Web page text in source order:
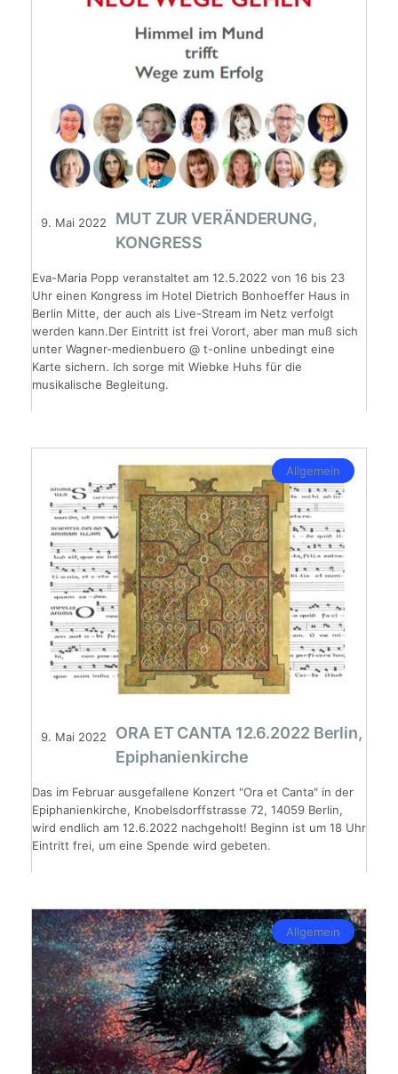
9. Mai 2022
MUT ZUR VERÄNDERUNG,
KONGRESS
Eva-Maria Popp veranstaltet am 12.5.2022 von 16 bis 23
Uhr einen Kongress im Hotel Dietrich Bonhoeffer Haus in
Berlin Mitte, der auch als Live-Stream im Netz verfolgt
werden kann.Der Eintritt ist frei Vorort, aber man muß sich
unter Wagner-medienbuero @ t-online unbedingt eine
Karte sichern. Ich sorge mit Wiebke Huhs für die
musikalische Begleitung.
Allgemein
9. Mai 2022
ORA ET CANTA 12.6.2022 Berlin,
Epiphanienkirche
Das im Februar ausgefallene Konzert "Ora et Canta" in der
Epiphanienkirche, Knobelsdorffstrasse 72, 14059 Berlin,
wird endlich am 12.6.2022 nachgeholt! Beginn ist um 18 Uhr
Eintritt frei, um eine Spende wird gebeten.
Allgemein